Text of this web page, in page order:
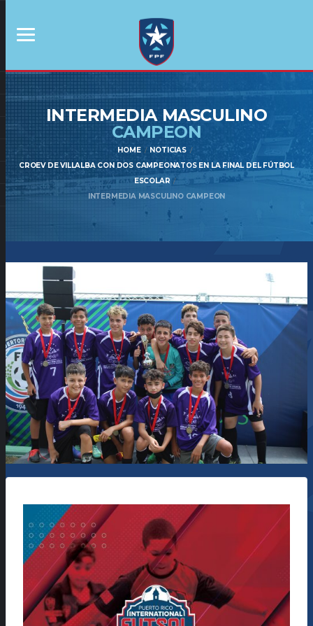
INTERMEDIA MASCULINO
CAMPEON
HOME
NOTICIAS
CROEV DE VILLALBA CON DOS CAMPEONATOS EN LA FINAL DEL FÚTBOL
ESCOLAR
INTERMEDIA MASCULINO CAMPEON